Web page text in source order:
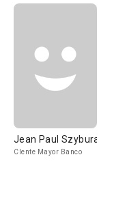
Jean Paul Szybura
Clente Mayor Banco